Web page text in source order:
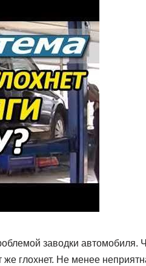
заводки автомобиля.
глохнет. Не менее